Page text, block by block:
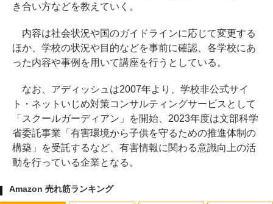
き合い方などを教えていく。
内容は社会状況や国のガイドラインに応じて変更する
ほか、学校の状況や目的などを事前に確認、各学校にあ
った内容や事例を用いて講座を行うとしている。
なお、アディッシュは2007年より、学校非公式サイ
ト・ネットいじめ対策コンサルティングサービスとして
「スクールガーディアン」を開始、2023年度は文部科学
省委託事業「有害環境から子供を守るための推進体制の
構築」を受託するなど、有害情報に関わる意識向上の活
動を行っている企業となる。
Amazon 売れ筋ランキング